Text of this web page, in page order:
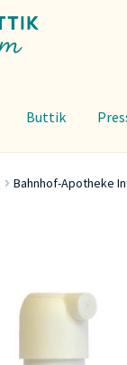
Buttik
Bahnhof-Apotheke